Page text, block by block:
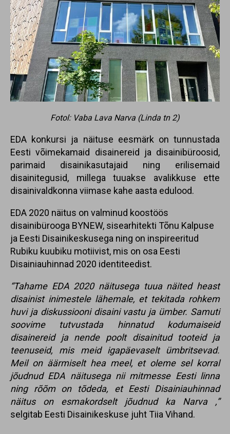
Fotol: Vaba Lava Narva (Linda tn 2)
EDA konkursi ja näituse eesmärk on tunnustada
Eesti võimekamaid disainereid ja disainibüroosid,
parimaid disainikasutajaid ning erilisemaid
disainitegusid, millega tuuakse avalikkuse ette
disainivaldkonna viimase kahe aasta edulood.
EDA 2020 näitus on valminud koostöös
disainibürooga BYNEW, sisearhitekti Tõnu Kalpuse
ja Eesti Disainikeskusega ning on inspireeritud
Rubiku kuubiku motiivist, mis on osa Eesti
Disainiauhinnad 2020 identiteedist.
“Tahame EDA 2020 näitusega tuua näited heast
disainist inimestele lähemale, et tekitada rohkem
huvi ja diskussiooni disaini vastu ja ümber. Samuti
soovime tutvustada hinnatud kodumaiseid
disainereid ja nende poolt disainitud tooteid ja
teenuseid, mis meid igapäevaselt ümbritsevad.
Meil on äärmiselt hea meel, et oleme sel korral
jõudnud EDA näitusega nii mitmesse Eesti linna
ning rõõm on tõdeda, et Eesti Disainiauhinnad
näitus on esmakordselt jõudnud ka Narva ,”
selgitab Eesti Disainikeskuse juht Tiia Vihand.